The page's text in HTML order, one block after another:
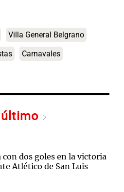
Villa General Belgrano
Carnavales
último
dos goles en la victoria
Atlético de San Luis